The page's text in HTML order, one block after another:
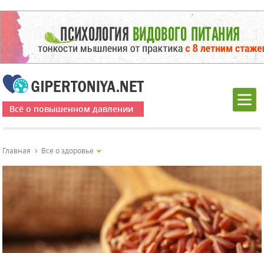
Всё о повышенном давлении
Главная Все о здоровье